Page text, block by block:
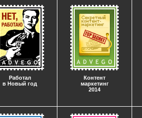
Работал
в Новый год
Контент
маркетинг
2014